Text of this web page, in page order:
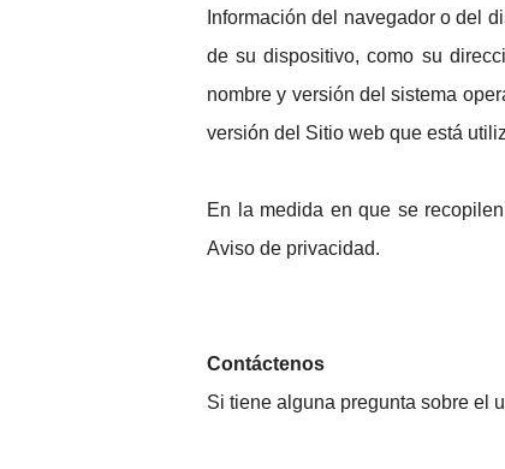
Información del navegador o del
de su dispositivo, como su
nombre y versión del sistema
versión del Sitio web que está
En la medida en que se
Aviso de privacidad.
Contáctenos
Si tiene alguna pregunta sobre el